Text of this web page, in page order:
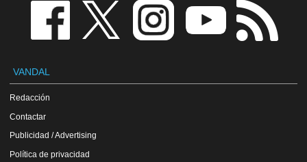
VANDAL
Redacción
Contactar
Publicidad / Advertising
Política de privacidad